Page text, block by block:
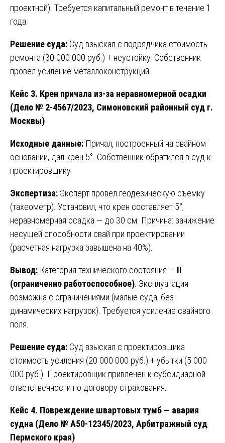
проектной). Требуется капитальный ремонт в течение 1
года.
Решение суда: Суд взыскал с подрядчика стоимость
ремонта (30 000 000 руб.) + неустойку. Собственник
провел усиление металлоконструкций.
Кейс 3. Крен причала из-за неравномерной осадки
(Дело № 2-4567/2023, Симоновский районный суд г.
Москвы)
Исходные данные: Причал, построенный на свайном
основании, дал крен 5°. Собственник обратился в суд к
проектировщику.
Экспертиза: Эксперт провел геодезическую съемку
(тахеометр). Установил, что крен составляет 5°,
неравномерная осадка — до 30 см. Причина: занижение
несущей способности свай при проектировании
(расчетная нагрузка завышена на 40%).
Вывод: Категория технического состояния — II
(ограниченно работоспособное) . Эксплуатация
возможна с ограничениями (малые суда, без
динамических нагрузок). Требуется усиление свайного
поля.
Решение суда: Суд взыскал с проектировщика
стоимость усиления (20 000 000 руб.) + убытки (5 000
000 руб.). Проектировщик привлечен к субсидиарной
ответственности по договору страхования.
Кейс 4. Повреждение швартовых тумб — авария
судна (Дело № А50-12345/2023, Арбитражный суд
Пермского края)